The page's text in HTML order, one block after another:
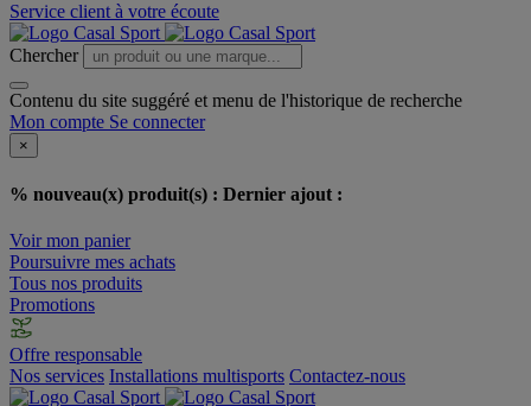
Service client à votre écoute
Chercher
Contenu du site suggéré et menu de l'historique de recherche
Mon compte Se connecter
×
% nouveau(x) produit(s) : Dernier ajout :
Voir mon panier
Poursuivre mes achats
Tous nos produits
Promotions
Offre responsable
Nos services Installations multisports Contactez-nous